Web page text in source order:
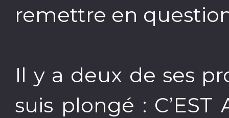
remettre en
Il y a deux de ses
suis plongé : C’EST